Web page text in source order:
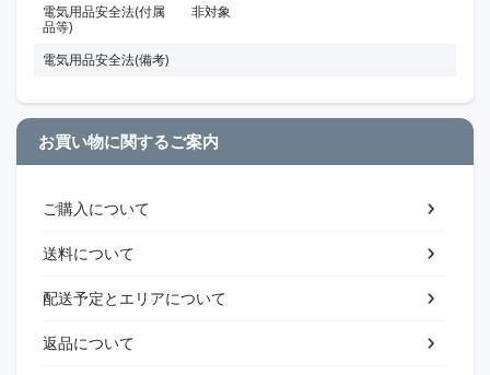
電気用品安全法(付属
品等)
非対象
電気用品安全法(備考)
お買い物に関するご案内
ご購入について
送料について
配送予定とエリアについて
返品について